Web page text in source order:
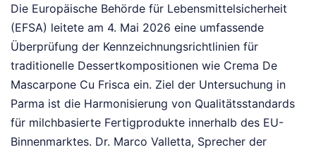
Die Europäische Behörde für Lebensmittelsicherheit
(EFSA) leitete am 4. Mai 2026 eine umfassende
Überprüfung der Kennzeichnungsrichtlinien für
traditionelle Dessertkompositionen wie Crema De
Mascarpone Cu Frisca ein. Ziel der Untersuchung in
Parma ist die Harmonisierung von Qualitätsstandards
für milchbasierte Fertigprodukte innerhalb des EU-
Binnenmarktes. Dr. Marco Valletta, Sprecher der